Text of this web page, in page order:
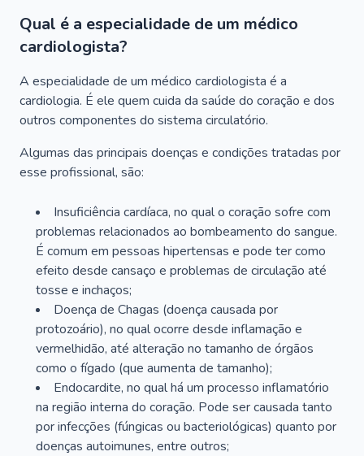
Qual é a especialidade de um médico
cardiologista?
A especialidade de um médico cardiologista é a
cardiologia. É ele quem cuida da saúde do coração e dos
outros componentes do sistema circulatório.
Algumas das principais doenças e condições tratadas por
esse profissional, são:
Insuficiência cardíaca, no qual o coração sofre com
problemas relacionados ao bombeamento do sangue.
É comum em pessoas hipertensas e pode ter como
efeito desde cansaço e problemas de circulação até
tosse e inchaços;
Doença de Chagas (doença causada por
protozoário), no qual ocorre desde inflamação e
vermelhidão, até alteração no tamanho de órgãos
como o fígado (que aumenta de tamanho);
Endocardite, no qual há um processo inflamatório
na região interna do coração. Pode ser causada tanto
por infecções (fúngicas ou bacteriológicas) quanto por
doenças autoimunes, entre outros;